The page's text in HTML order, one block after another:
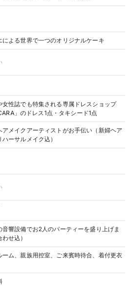
による世界で一つのオリジナルケーキ
女性誌でも特集される専属ドレスショップ
」のドレス1点・タキシード1点
アメイクアーティストがお手伝い（新婦ヘア
ハーサルメイク込）
音響設備でお2人のパーティーを盛り上げま
せ込）
ーム、親族用控室、ご来賓時待合、着付更衣